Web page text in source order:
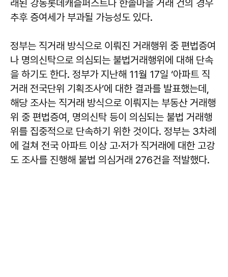
래된 강동롯데캐슬퍼스트나 한솔마을 거래 건의 경우
추후 증여세가 부과될 가능성도 있다.
정부는 직거래 방식으로 이뤄진 거래행위 중 편법증여
나 명의신탁으로 의심되는 불법거래행위에 대해 단속
을 하기도 한다. 정부가 지난해 11월 17일 ‘아파트 직
거래 전국단위 기획조사’에 대한 결과를 발표했는데,
해당 조사는 직거래 방식으로 이뤄지는 부동산 거래행
위 중 편법증여, 명의신탁 등이 의심되는 불법 거래행
위를 집중적으로 단속하기 위한 것이다. 정부는 3차례
에 걸쳐 전국 아파트 이상 고·저가 직거래에 대한 고강
도 조사를 진행해 불법 의심거래 276건을 적발했다.